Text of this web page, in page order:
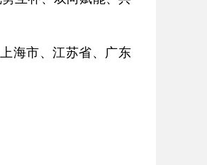
海市、江苏省、广东